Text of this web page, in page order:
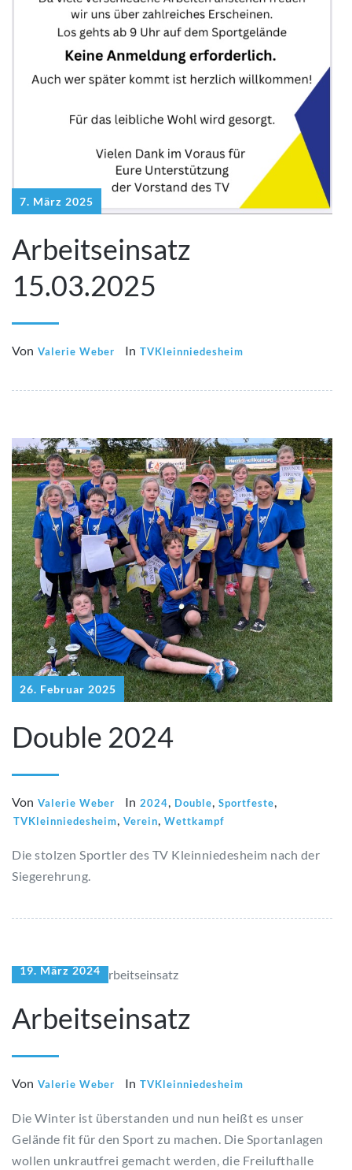
7. März 2025
Arbeitseinsatz
15.03.2025
Von Valerie Weber In TVKleinniedesheim
26. Februar 2025
Double 2024
Von Valerie Weber In 2024, Double, Sportfeste,
TVKleinniedesheim, Verein, Wettkampf
Die stolzen Sportler des TV Kleinniedesheim nach der
Siegerehrung.
19. März 2024
Arbeitseinsatz
Von Valerie Weber In TVKleinniedesheim
Die Winter ist überstanden und nun heißt es unser
Gelände fit für den Sport zu machen. Die Sportanlagen
wollen unkrautfrei gemacht werden, die Freilufthalle